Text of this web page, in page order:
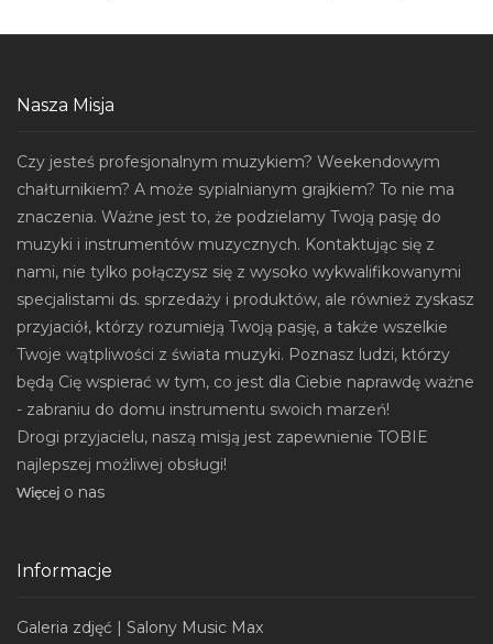
Nasza Misja
Czy jesteś profesjonalnym muzykiem? Weekendowym
chałturnikiem? A może sypialnianym grajkiem? To nie ma
znaczenia. Ważne jest to, że podzielamy Twoją pasję do
muzyki i instrumentów muzycznych. Kontaktując się z
nami, nie tylko połączysz się z wysoko wykwalifikowanymi
specjalistami ds. sprzedaży i produktów, ale również zyskasz
przyjaciół, którzy rozumieją Twoją pasję, a także wszelkie
Twoje wątpliwości z świata muzyki. Poznasz ludzi, którzy
będą Cię wspierać w tym, co jest dla Ciebie naprawdę ważne
- zabraniu do domu instrumentu swoich marzeń!
Drogi przyjacielu, naszą misją jest zapewnienie TOBIE
najlepszej możliwej obsługi!
Więcej o nas
Informacje
Galeria zdjęć | Salony Music Max